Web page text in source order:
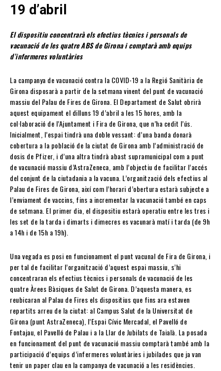
19 d’abril
El dispositiu concentrarà els efectius tècnics i personals de
vacunació de les quatre ABS de Girona i comptarà amb equips
d’infermeres voluntàries
La campanya de vacunació contra la COVID-19 a la Regió Sanitària de
Girona disposarà a partir de la setmana vinent del punt de vacunació
massiu del Palau de Fires de Girona. El Departament de Salut obrirà
aquest equipament el dilluns 19 d’abril a les 15 hores, amb la
col·laboració de l’Ajuntament i Fira de Girona, que n’ha cedit l’ús.
Inicialment, l’espai tindrà una doble vessant: d’una banda donarà
cobertura a la població de la ciutat de Girona amb l’administració de
dosis de Pfizer, i d’una altra tindrà abast supramunicipal com a punt
de vacunació massiu d’AstraZeneca, amb l’objectiu de facilitar l’accés
del conjunt de la ciutadania a la vacuna. L’organització dels efectius al
Palau de Fires de Girona, així com l’horari d’obertura estarà subjecte a
l’enviament de vaccins, fins a incrementar la vacunació també en caps
de setmana. El primer dia, el dispositiu estarà operatiu entre les tres i
les set de la tarda i dimarts i dimecres es vacunarà matí i tarda (de 9h
a 14h i de 15h a 19h).
Una vegada es posi en funcionament el punt vacunal de Fira de Girona, i
per tal de facilitar l’organització d’aquest espai massiu, s’hi
concentraran els efectius tècnics i personals de vacunació de les
quatre Àrees Bàsiques de Salut de Girona. D’aquesta manera, es
reubicaran al Palau de Fires els dispositius que fins ara estaven
repartits arreu de la ciutat: al Campus Salut de la Universitat de
Girona (punt AstraZeneca), l’Espai Cívic Mercadal, el Pavelló de
Fontajau, el Pavelló de Palau i a la Llar de Jubilats de Taialà. La posada
en funcionament del punt de vacunació massiu comptarà també amb la
participació d’equips d’infermeres voluntàries i jubilades que ja van
tenir un paper clau en la campanya de vacunació a les residències.